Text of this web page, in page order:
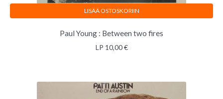
Paul Young : Between two fires
LP 10,00€
LISÄÄ OSTOSKORIIN